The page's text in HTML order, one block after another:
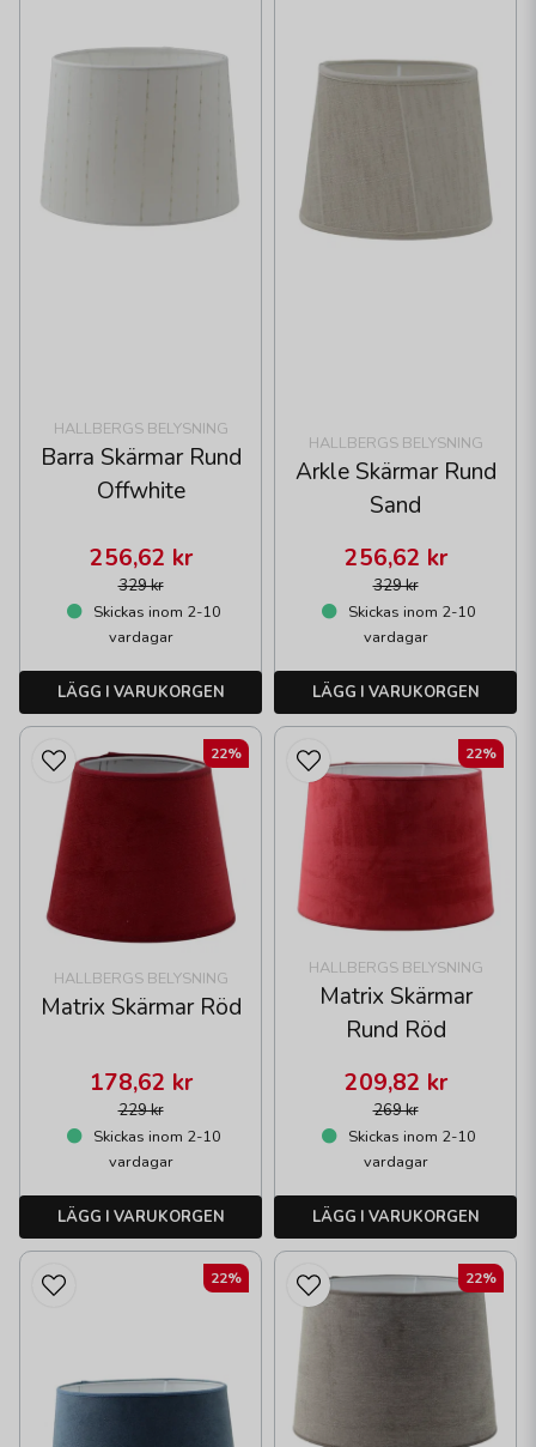
HALLBERGS BELYSNING
Barra Skärmar Rund
Offwhite
329 kr
256,62 kr
Skickas inom 2-10
vardagar
LÄGG I VARUKORGEN
HALLBERGS BELYSNING
Arkle Skärmar Rund
Sand
329 kr
256,62 kr
Skickas inom 2-10
vardagar
LÄGG I VARUKORGEN
HALLBERGS BELYSNING
Matrix Skärmar Röd
229 kr
178,62 kr
Skickas inom 2-10
vardagar
LÄGG I VARUKORGEN
22%
HALLBERGS BELYSNING
Matrix Skärmar
Rund Röd
269 kr
209,82 kr
Skickas inom 2-10
vardagar
LÄGG I VARUKORGEN
22%
22% 22%